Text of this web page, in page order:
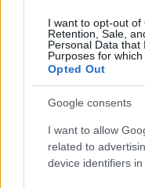
I want to opt-out of
Retention, Sale,
Personal Data that
Purposes for which
Opted Out
Google consents
I want to allow
related to
device identifiers in
Arzachena
Incidente
Olbia, le
2026